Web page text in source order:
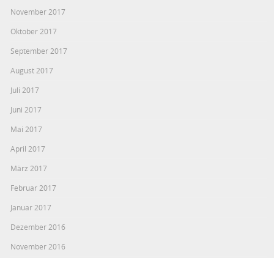
November 2017
Oktober 2017
September 2017
August 2017
Juli 2017
Juni 2017
Mai 2017
April 2017
März 2017
Februar 2017
Januar 2017
Dezember 2016
November 2016